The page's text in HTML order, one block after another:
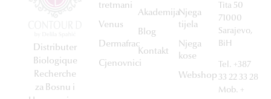
Distributer
Biologique
Recherche
za Bosnu i
tretmani
Venus
Dermafrac
Cjenovnici
Akademija
Blog
Kontakt
Njega
tijela
Njega
kose
Webshop
Tita 50
71000
Sarajevo,
BiH
Tel. +387
33 22 33 28
Mob. +